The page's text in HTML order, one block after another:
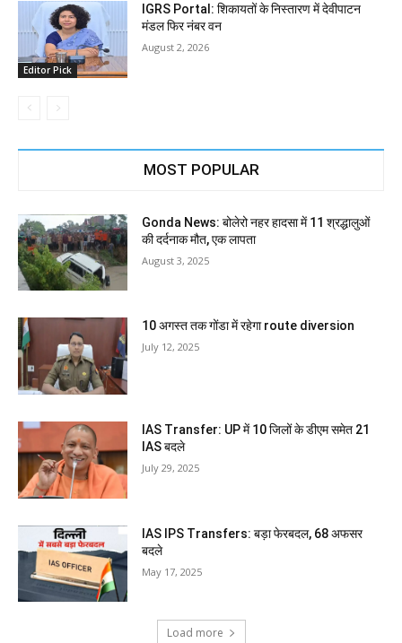
Editor Pick
IGRS Portal: शिकायतों के निस्तारण में देवीपाटन
मंडल फिर नंबर वन
August 2, 2026
MOST POPULAR
Gonda News: बोलेरो नहर हादसा में 11 श्रद्धालुओं
की दर्दनाक मौत, एक लापता
August 3, 2025
10 अगस्त तक गोंडा में रहेगा route diversion
July 12, 2025
IAS Transfer: UP में 10 जिलों के डीएम समेत 21
IAS बदले
July 29, 2025
IAS IPS Transfers: बड़ा फेरबदल, 68 अफसर
बदले
May 17, 2025
Load more